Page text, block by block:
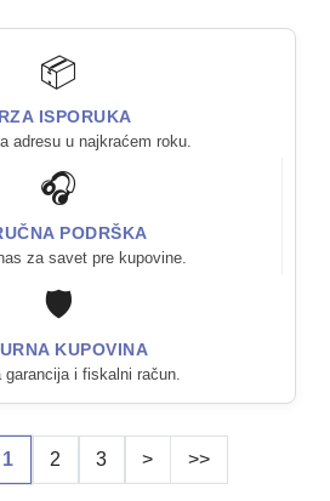
📦
ISPORUKA
adresu u najkraćem roku.
🎧
PODRŠKA
za savet pre kupovine.
🛡️
KUPOVINA
garancija i fiskalni račun.
1 2 3 > >>